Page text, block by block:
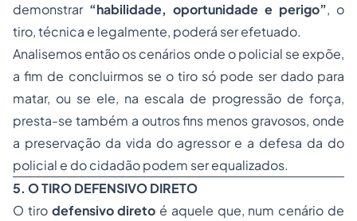
demonstrar “habilidade, oportunidade e perigo”, o
tiro, técnica e legalmente, poderá ser efetuado.
Analisemos então os cenários onde o policial se expõe,
a fim de concluirmos se o tiro só pode ser dado para
matar, ou se ele, na escala de progressão de força,
presta-se também a outros fins menos gravosos, onde
a preservação da vida do agressor e a defesa da do
policial e do cidadão podem ser equalizados.
5. O TIRO DEFENSIVO DIRETO
O tiro defensivo direto é aquele que, num cenário de